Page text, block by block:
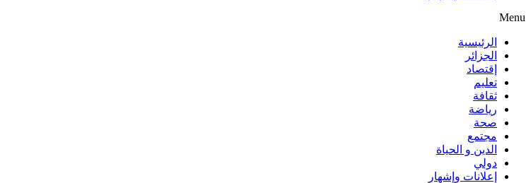
Menu
الرئيسية
الجزائر
إقتصاد
تعليم
ثقافة
رياضة
صحة
مجتمع
الدين و الحياة
دولي
إعلانات وإشهار